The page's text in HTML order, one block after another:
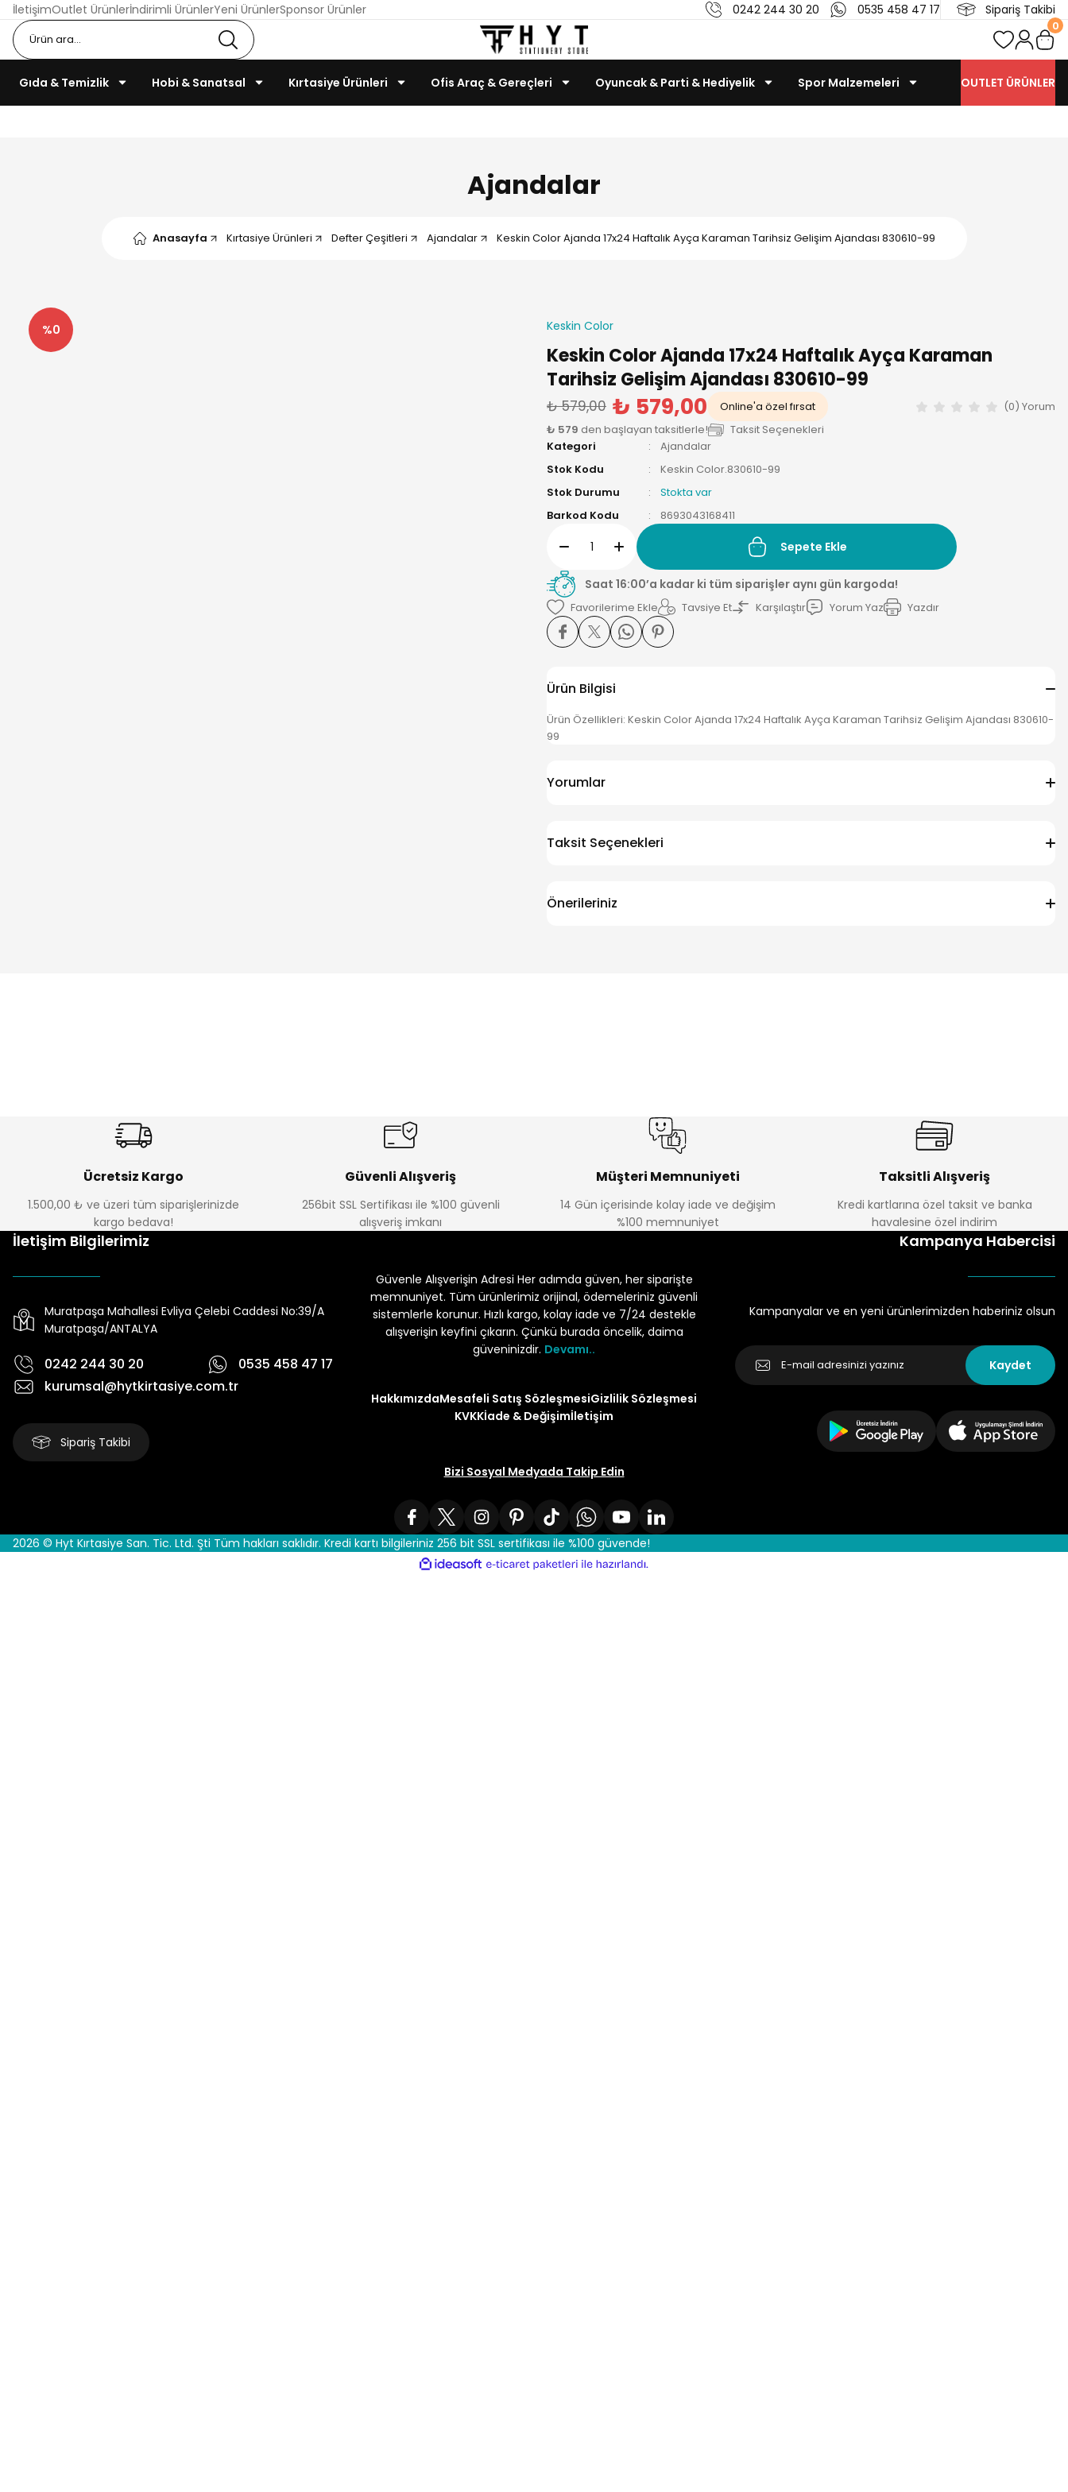
İletişimOutlet Ürünlerİndirimli ÜrünlerYeni ÜrünlerSponsor Ürünler 0242 244 30 20 0535 458 47 17 Sipariş Takibi
0
Gıda & Temizlik Hobi & Sanatsal Kırtasiye Ürünleri Ofis Araç & Gereçleri Oyuncak & Parti & Hediyelik Spor Malzemeleri OUTLET ÜRÜNLER
Ajandalar
Anasayfa Kırtasiye Ürünleri Defter Çeşitleri Ajandalar Keskin Color Ajanda 17x24 Haftalık Ayça Karaman Tarihsiz Gelişim Ajandası 830610-99
%0 Keskin Color
Keskin Color Ajanda 17x24 Haftalık Ayça Karaman
Tarihsiz Gelişim Ajandası 830610-99
₺ 579,00 ₺ 579,00 Online'a özel fırsat
(0) Yorum
₺ 579 den başlayan taksitlerle!
Taksit Seçenekleri
Kategori
Ajandalar
Stok Kodu
Keskin Color.830610-99
Stok Durumu
Stokta var
Barkod Kodu
8693043168411
Sepete Ekle
Saat 16:00’a kadar ki tüm siparişler aynı gün kargoda!
Tavsiye Et Karşılaştır Yorum Yaz Yazdır
Ürün Bilgisi
Ürün Özellikleri: Keskin Color Ajanda 17x24 Haftalık Ayça Karaman Tarihsiz Gelişim Ajandası 830610-
99
Yorumlar
Taksit Seçenekleri
Önerileriniz
Ücretsiz Kargo
1.500,00 ₺ ve üzeri tüm siparişlerinizde
kargo bedava!
Güvenli Alışveriş
256bit SSL Sertifikası ile %100 güvenli
alışveriş imkanı
Müşteri Memnuniyeti
14 Gün içerisinde kolay iade ve değişim
%100 memnuniyet
Taksitli Alışveriş
Kredi kartlarına özel taksit ve banka
havalesine özel indirim
İletişim Bilgilerimiz
Muratpaşa Mahallesi Evliya Çelebi Caddesi No:39/A
Muratpaşa/ANTALYA
0242 244 30 20
0535 458 47 17
kurumsal@hytkirtasiye.com.tr
Sipariş Takibi
Güvenle Alışverişin Adresi Her adımda güven, her siparişte
memnuniyet. Tüm ürünlerimiz orijinal, ödemeleriniz güvenli
sistemlerle korunur. Hızlı kargo, kolay iade ve 7/24 destekle
alışverişin keyfini çıkarın. Çünkü burada öncelik, daima
güveninizdir. Devamı..
HakkımızdaMesafeli Satış SözleşmesiGizlilik Sözleşmesi
KVKKİade & Değişimİletişim
Bizi Sosyal Medyada Takip Edin
Kampanya Habercisi
Kampanyalar ve en yeni ürünlerimizden haberiniz olsun
Kaydet
2026 © Hyt Kırtasiye San. Tic. Ltd. Şti Tüm hakları saklıdır. Kredi kartı bilgileriniz 256 bit SSL sertifikası ile %100 güvende!
ideasoft
e-